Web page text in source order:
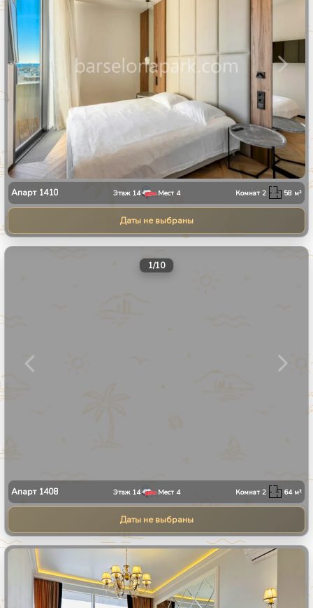
Апарт 1410 Этаж 14 Мест 4 Комнат2 58 м²
Даты не выбраны
1/10
Апарт 1408 Этаж 14 Мест 4 Комнат2 64м²
Даты не выбраны